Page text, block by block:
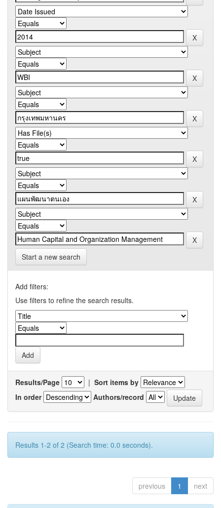
Start a new search
Add filters:
Use filters to refine the search results.
Results/Page | Sort items by
In order
Authors/record
Results 1-2 of 2 (Search time: 0.0 seconds).
previous 1 next